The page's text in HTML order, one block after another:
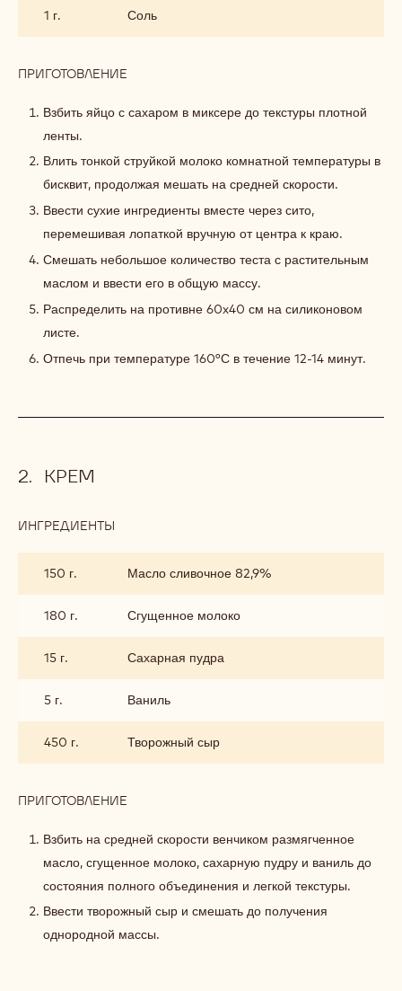
1 г. Соль
ПРИГОТОВЛЕНИЕ
Взбить яйцо с сахаром в миксере до текстуры плотной
ленты.
Влить тонкой струйкой молоко комнатной температуры в
бисквит, продолжая мешать на средней скорости.
Ввести сухие ингредиенты вместе через сито,
перемешивая лопаткой вручную от центра к краю.
Смешать небольшое количество теста с растительным
маслом и ввести его в общую массу.
Распределить на противне 60x40 см на силиконовом
листе.
Отпечь при температуре 160°С в течение 12-14 минут.
КРЕМ
ИНГРЕДИЕНТЫ
150 г.
Масло сливочное 82,9%
180 г. Сгущенное молоко
15 г. Сахарная пудра
5 г. Ваниль
450 г. Творожный сыр
ПРИГОТОВЛЕНИЕ
Взбить на средней скорости венчиком размягченное
масло, сгущенное молоко, сахарную пудру и ваниль до
состояния полного объединения и легкой текстуры.
Ввести творожный сыр и смешать до получения
однородной массы.